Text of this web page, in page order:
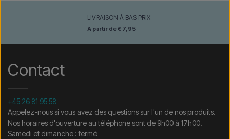
LIVRAISON À BAS PRIX
A partir de € 7,95
Contact
+45 26 81 95 58
Appelez-nous si vous avez des questions sur l'un de nos produits.
Nos horaires d'ouverture au téléphone sont de 9h00 à 17h00.
Samedi et dimanche : fermé